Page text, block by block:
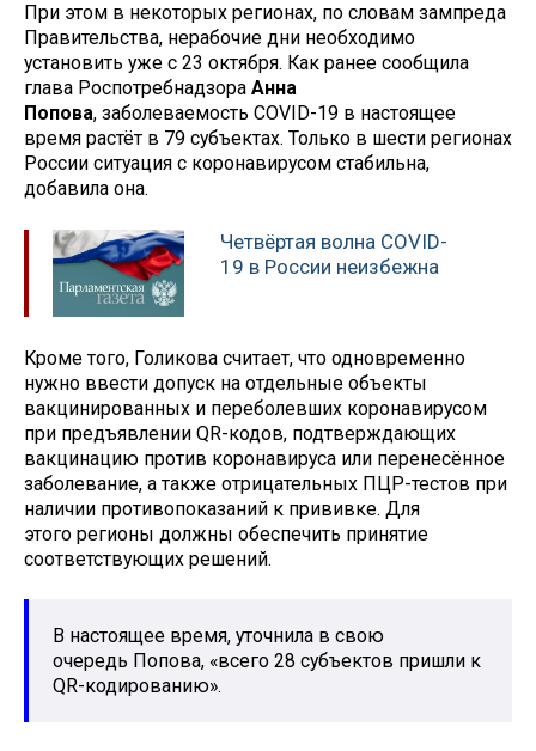
При этом в некоторых регионах, по словам зампреда
Правительства, нерабочие дни необходимо
установить уже с 23 октября. Как ранее сообщила
глава Роспотребнадзора Анна
Попова, заболеваемость COVID-19 в настоящее
время растёт в 79 субъектах. Только в шести регионах
России ситуация с коронавирусом стабильна,
добавила она.
Четвёртая волна COVID-
19 в России неизбежна
Кроме того, Голикова считает, что одновременно
нужно ввести допуск на отдельные объекты
вакцинированных и переболевших коронавирусом
при предъявлении QR-кодов, подтверждающих
вакцинацию против коронавируса или перенесённое
заболевание, а также отрицательных ПЦР-тестов при
наличии противопоказаний к прививке. Для
этого регионы должны обеспечить принятие
соответствующих решений.
В настоящее время, уточнила в свою
очередь Попова, «всего 28 субъектов пришли к
QR-кодированию».